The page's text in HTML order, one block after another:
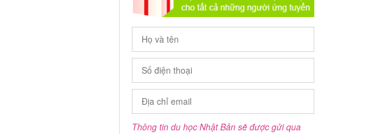
Thông tin du học Nhật Bản sẽ được gửi qua